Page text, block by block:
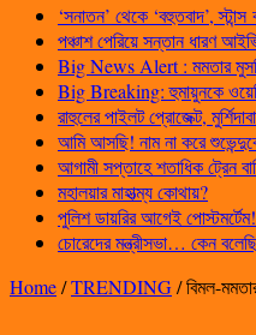
‘সনাতন’ থেকে ‘বহুতবাদ’,
পঞ্চাশ পেরিয়ে সন্তান ধারণ
Big News Alert : মমতার
Big Breaking: হুমায়ুনকে
রাহুলের পাইলট প্রোজেক্ট,
আমি আসছি! নাম না করে
আগামী সপ্তাহে শতাধিক ট্রেন
মহালয়ার মাহাত্ম্য কোথায়?
পুলিশ ডায়রির আগেই
চোরেদের মন্ত্রীসভা… কেন
Home/TRENDING/বিমল-